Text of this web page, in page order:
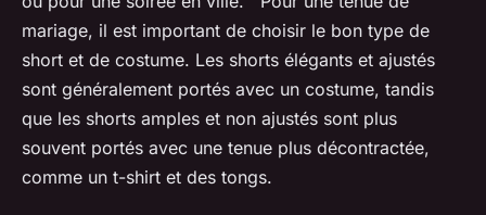
mariage, il est important de choisir le bon type de
short et de costume. Les shorts élégants et ajustés
sont généralement portés avec un costume, tandis
que les shorts amples et non ajustés sont plus
souvent portés avec une tenue plus décontractée,
comme un t-shirt et des tongs.